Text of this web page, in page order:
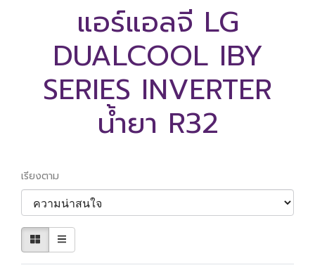
แอร์แอลจี LG
DUALCOOL IBY
SERIES INVERTER
น้ำยา R32
เรียงตาม